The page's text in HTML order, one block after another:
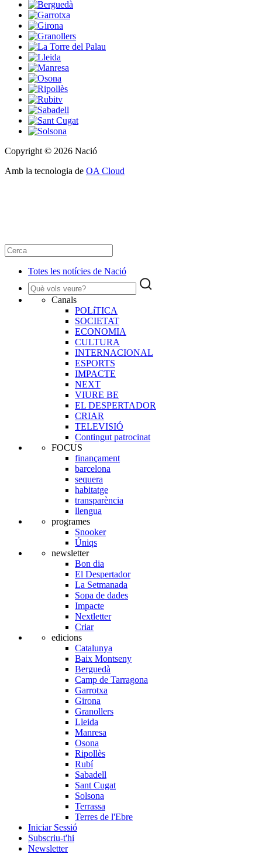
Copyright © 2026 Nació
Amb la tecnologia de OA Cloud
Totes les notícies de Nació
Canals
POLíTICA
SOCIETAT
ECONOMIA
CULTURA
INTERNACIONAL
ESPORTS
IMPACTE
NEXT
VIURE BE
EL DESPERTADOR
CRIAR
TELEVISIÓ
Contingut patrocinat
FOCUS
finançament
barcelona
sequera
habitatge
transparència
llengua
programes
Snooker
Úniqs
newsletter
Bon dia
El Despertador
La Setmanada
Sopa de dades
Impacte
Nextletter
Criar
edicions
Catalunya
Baix Montseny
Berguedà
Camp de Tarragona
Garrotxa
Girona
Granollers
Lleida
Manresa
Osona
Ripollès
Rubí
Sabadell
Sant Cugat
Solsona
Terrassa
Terres de l'Ebre
Iniciar Sessió
Subscriu-t'hi
Newsletter